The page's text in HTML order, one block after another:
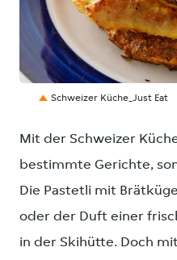
PNG
Schweizer Küche_Just Eat
Mit der Schweizer
bestimmte Gerichte,
Die Pastetli mit
oder der Duft einer
in der Skihütte. Doch